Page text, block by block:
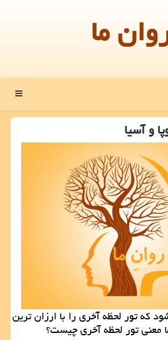
ما
منو
و آسیا
كه تور لحظه آخری را با ارزان ترین
معنی تور لحظه آخری چیست؟